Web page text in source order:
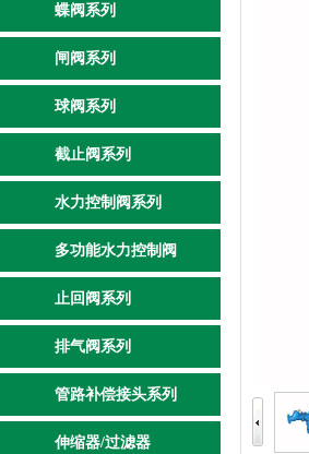
蝶阀系列
闸阀系列
球阀系列
截止阀系列
水力控制阀系列
多功能水力控制阀
止回阀系列
排气阀系列
管路补偿接头系列
伸缩器/过滤器